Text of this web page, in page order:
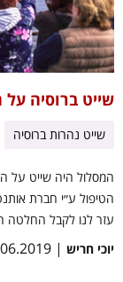
שייט ברוסיה על
שייט נהרות ברוסיה
המסלול היה שייט על
הטיפול ע״י חברת
עזר לנו לקבל החלטה
יוכי חריש | 03.06.2019